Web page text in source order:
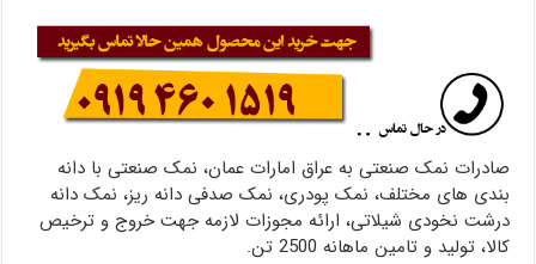
صادرات نمک صنعتی به عراق امارات عمان، نمک صنعتی با دانه
بندی های مختلف، نمک پودری، نمک صدفی دانه ریز، نمک دانه
درشت نخودی شیلاتی، ارائه مجوزات لازمه جهت خروج و ترخیص
کالا، تولید و تامین ماهانه 2500 تن.